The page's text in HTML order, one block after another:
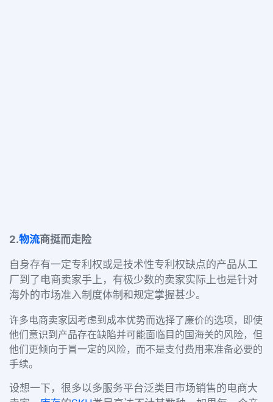
2.物流商挺而走险
自身存有一定专利权或是技术性专利权缺点的产品从工
厂到了电商卖家手上，有极少数的卖家实际上也是针对
海外的市场准入制度体制和规定掌握甚少。
许多电商卖家因考虑到成本优势而选择了廉价的选项，即使
他们意识到产品存在缺陷并可能面临目的国海关的风险，但
他们更倾向于冒一定的风险，而不是支付费用来准备必要的
手续。
设想一下，很多以多服务平台泛类目市场销售的电商大